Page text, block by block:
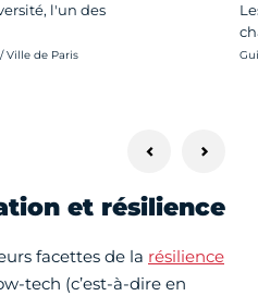
l'un des
Ville de Paris
et résilience
facettes de la résilience
tech (c’est-à-dire en